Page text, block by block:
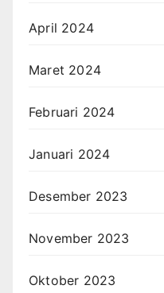
April 2024
Maret 2024
Februari 2024
Januari 2024
Desember 2023
November 2023
Oktober 2023